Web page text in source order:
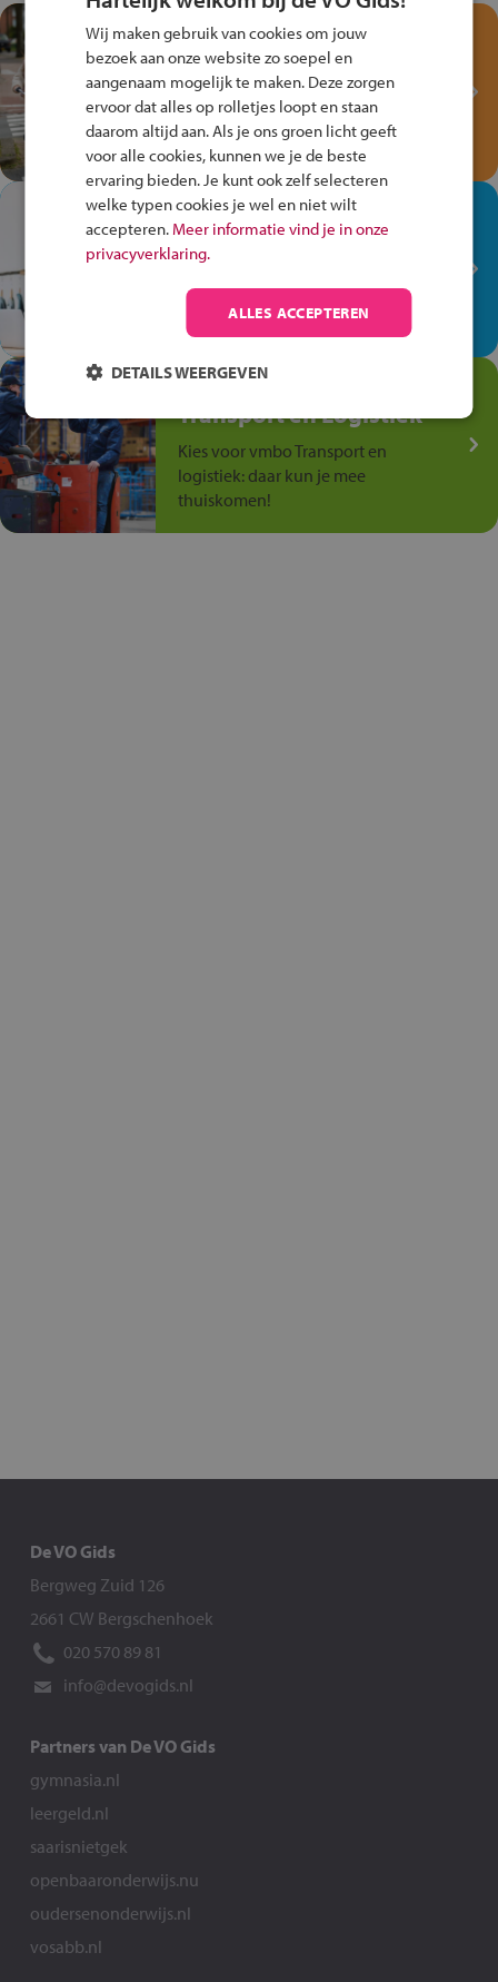
Test je kennis met het
Fiets Veilig
Verkeersspel!
Speel het Fiets Veilig Verkeersspel
en win een Cortina-fiets!
In de winkel ben je op je
plek!
op de winkelvloer, waar elke dag
anders is!
Jouw talent in de
Transport en Logistiek
Kies voor vmbo Transport en
logistiek: daar kun je mee
thuiskomen!
De VO Gids
Bergweg Zuid 126
2661 CW Bergschenhoek
020 570 89 81
info@devogids.nl
Partners van De VO Gids
gymnasia.nl
leergeld.nl
saarisnietgek
openbaaronderwijs.nu
oudersenonderwijs.nl
vosabb.nl
Wij maken gebruik van cookies om jouw
bezoek aan onze website zo soepel en
aangenaam mogelijk te maken. Deze zorgen
ervoor dat alles op rolletjes loopt en staan
daarom altijd aan. Als je ons groen licht geeft
voor alle cookies, kunnen we je de beste
ervaring bieden. Je kunt ook zelf selecteren
welke typen cookies je wel en niet wilt
accepteren. Meer informatie vind je in onze
privacyverklaring.
ALLES ACCEPTEREN
DETAILS WEERGEVEN